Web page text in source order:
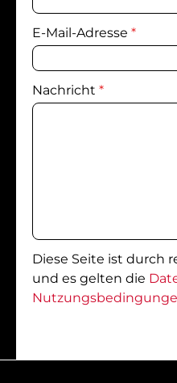
E-Mail-Adresse *
Nachricht *
Diese Seite ist durch
und es gelten die